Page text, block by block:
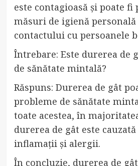
este contagioasă și poate
măsuri de igienă
contactului cu persoanele
Întrebare: Este durerea de
de sănătate mintală?
Răspuns: Durerea de gât
probleme de sănătate
toate acestea, în
durerea de gât este
inflamații și alergii.
În concluzie, durerea de